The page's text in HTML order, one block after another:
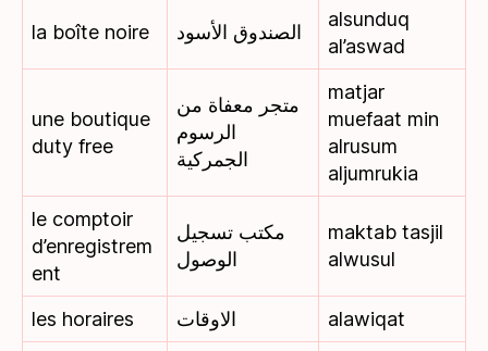
la boîte noire الصندوق الأسود
alsunduq
al’aswad
une boutique
duty free
متجر معفاة من
الرسوم
الجمركية
matjar
muefaat min
alrusum
aljumrukia
le comptoir
d’enregistrem
ent
مكتب تسجيل
الوصول
maktab tasjil
alwusul
les horaires الاوقات
alawiqat